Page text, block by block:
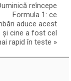
reîncepe
Formula 1: ce
aduce acest
și cine a fost cel
rapid în teste »